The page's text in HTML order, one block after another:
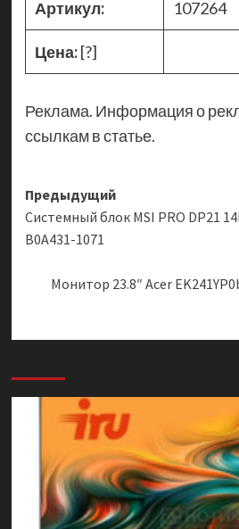
Артикул: 107264
Цена:[?]
Реклама. Информация о
ссылкам в статье.
Навигация
записи
Предыдущий
Системный блок MSI PRO DP21
B0A431-1071
Монитор 23.8″ Acer